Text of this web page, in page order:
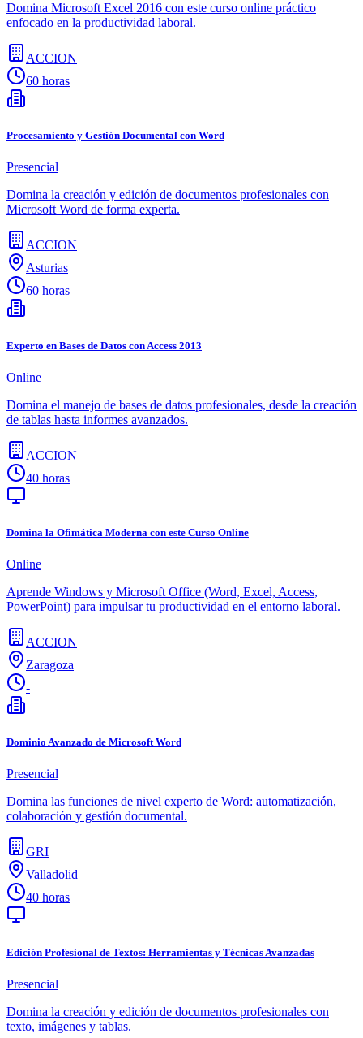
Domina Microsoft Excel 2016 con este curso online práctico
enfocado en la productividad laboral.
ACCION
60 horas
Procesamiento y Gestión Documental con Word
Presencial
Domina la creación y edición de documentos profesionales con
Microsoft Word de forma experta.
ACCION
Asturias
60 horas
Experto en Bases de Datos con Access 2013
Online
Domina el manejo de bases de datos profesionales, desde la creación
de tablas hasta informes avanzados.
ACCION
40 horas
Domina la Ofimática Moderna con este Curso Online
Online
Aprende Windows y Microsoft Office (Word, Excel, Access,
PowerPoint) para impulsar tu productividad en el entorno laboral.
ACCION
Zaragoza
-
Dominio Avanzado de Microsoft Word
Presencial
Domina las funciones de nivel experto de Word: automatización,
colaboración y gestión documental.
GRI
Valladolid
40 horas
Edición Profesional de Textos: Herramientas y Técnicas Avanzadas
Presencial
Domina la creación y edición de documentos profesionales con
texto, imágenes y tablas.